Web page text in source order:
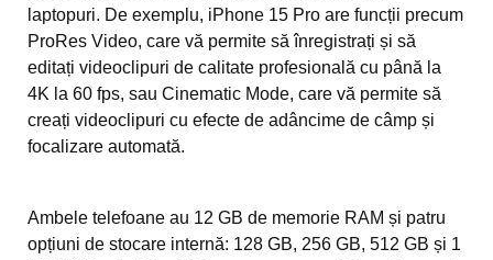
laptopuri. De exemplu, iPhone 15 Pro are funcții precum
ProRes Video, care vă permite să înregistrați și să
editați videoclipuri de calitate profesională cu până la
4K la 60 fps, sau Cinematic Mode, care vă permite să
creați videoclipuri cu efecte de adâncime de câmp și
focalizare automată.
Ambele telefoane au 12 GB de memorie RAM și patru
opțiuni de stocare internă: 128 GB, 256 GB, 512 GB și 1